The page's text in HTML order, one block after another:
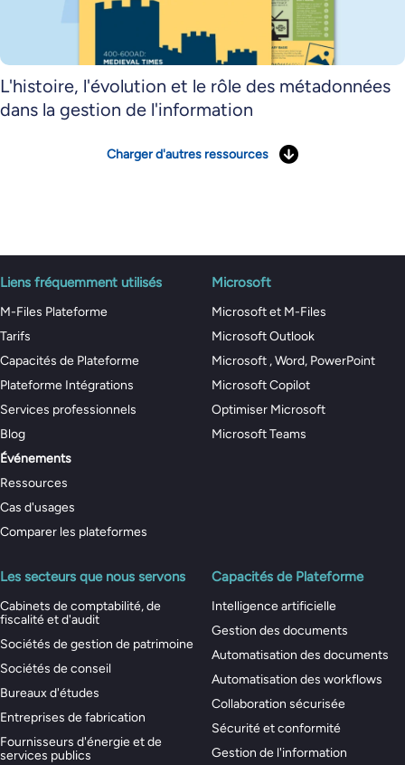
L'histoire, l'évolution et le rôle des métadonnées
dans la gestion de l'information
Charger d'autres ressources
Liens fréquemment utilisés
M-Files Plateforme
Tarifs
Capacités de Plateforme
Plateforme Intégrations
Services professionnels
Blog
Événements
Ressources
Cas d'usages
Comparer les plateformes
Microsoft
Microsoft et M-Files
Microsoft Outlook
Microsoft , Word, PowerPoint
Microsoft Copilot
Optimiser Microsoft
Microsoft Teams
Les secteurs que nous servons
Cabinets de comptabilité, de
fiscalité et d'audit
Sociétés de gestion de patrimoine
Sociétés de conseil
Bureaux d'études
Entreprises de fabrication
Fournisseurs d'énergie et de
services publics
Capacités de Plateforme
Intelligence artificielle
Gestion des documents
Automatisation des documents
Automatisation des workflows
Collaboration sécurisée
Sécurité et conformité
Gestion de l'information